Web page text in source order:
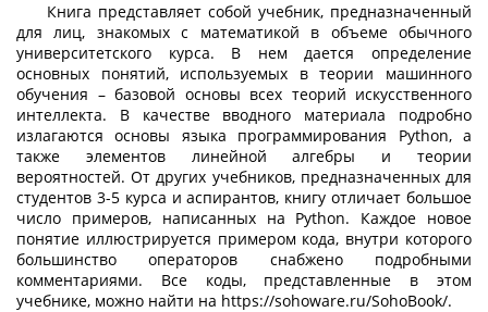
Книга представляет собой учебник, предназначенный
для лиц, знакомых с математикой в объеме обычного
университетского курса. В нем дается определение
основных понятий, используемых в теории машинного
обучения – базовой основы всех теорий искусственного
интеллекта. В качестве вводного материала подробно
излагаются основы языка программирования Python, а
также элементов линейной алгебры и теории
вероятностей. От других учебников, предназначенных для
студентов 3-5 курса и аспирантов, книгу отличает большое
число примеров, написанных на Python. Каждое новое
понятие иллюстрируется примером кода, внутри которого
большинство операторов снабжено подробными
комментариями. Все коды, представленные в этом
учебнике, можно найти на https://sohoware.ru/SohoBook/.